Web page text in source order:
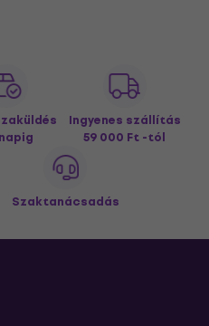
Ingyenes szállítás
59 000 Ft -tól
Szaktanácsadás